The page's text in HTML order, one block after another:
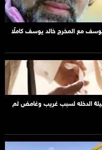
مع المخرج خالد يوسف كاملًا
الدخله لسبب غريب وغامض لم